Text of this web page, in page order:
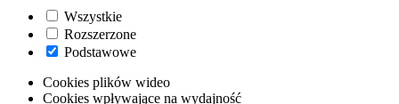
Wszystkie
Rozszerzone
Podstawowe
Cookies plików wideo
Cookies wpływające na wydajność